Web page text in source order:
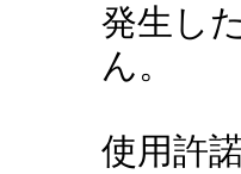
発生し
ん。
使用許